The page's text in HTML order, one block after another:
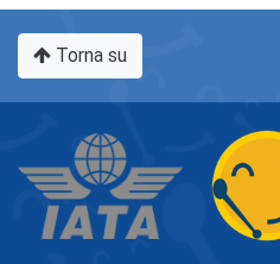
Torna su